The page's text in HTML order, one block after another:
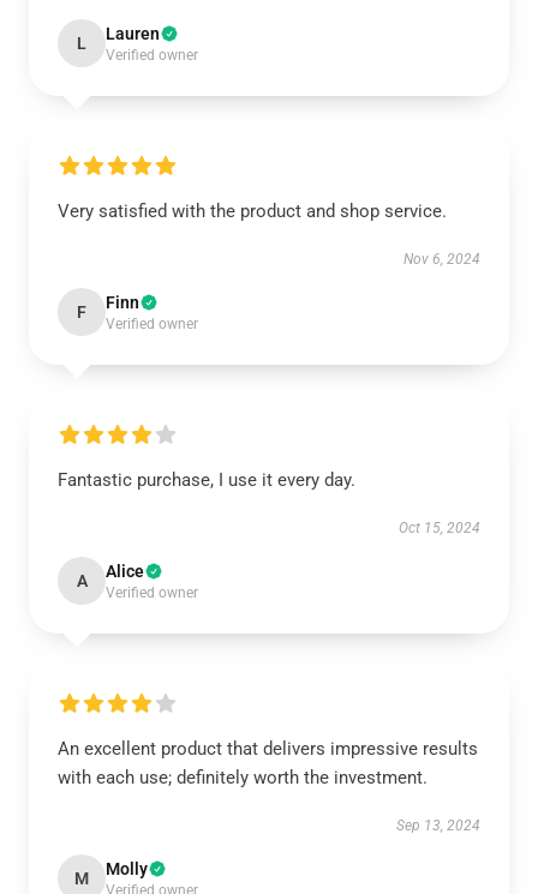
L Lauren
Verified owner
Very satisfied with the product and shop service.
Nov 6, 2024
F Finn
Verified owner
Fantastic purchase, I use it every day.
Oct 15, 2024
A Alice
Verified owner
An excellent product that delivers impressive results
with each use; definitely worth the investment.
Sep 13, 2024
M Molly
Verified owner